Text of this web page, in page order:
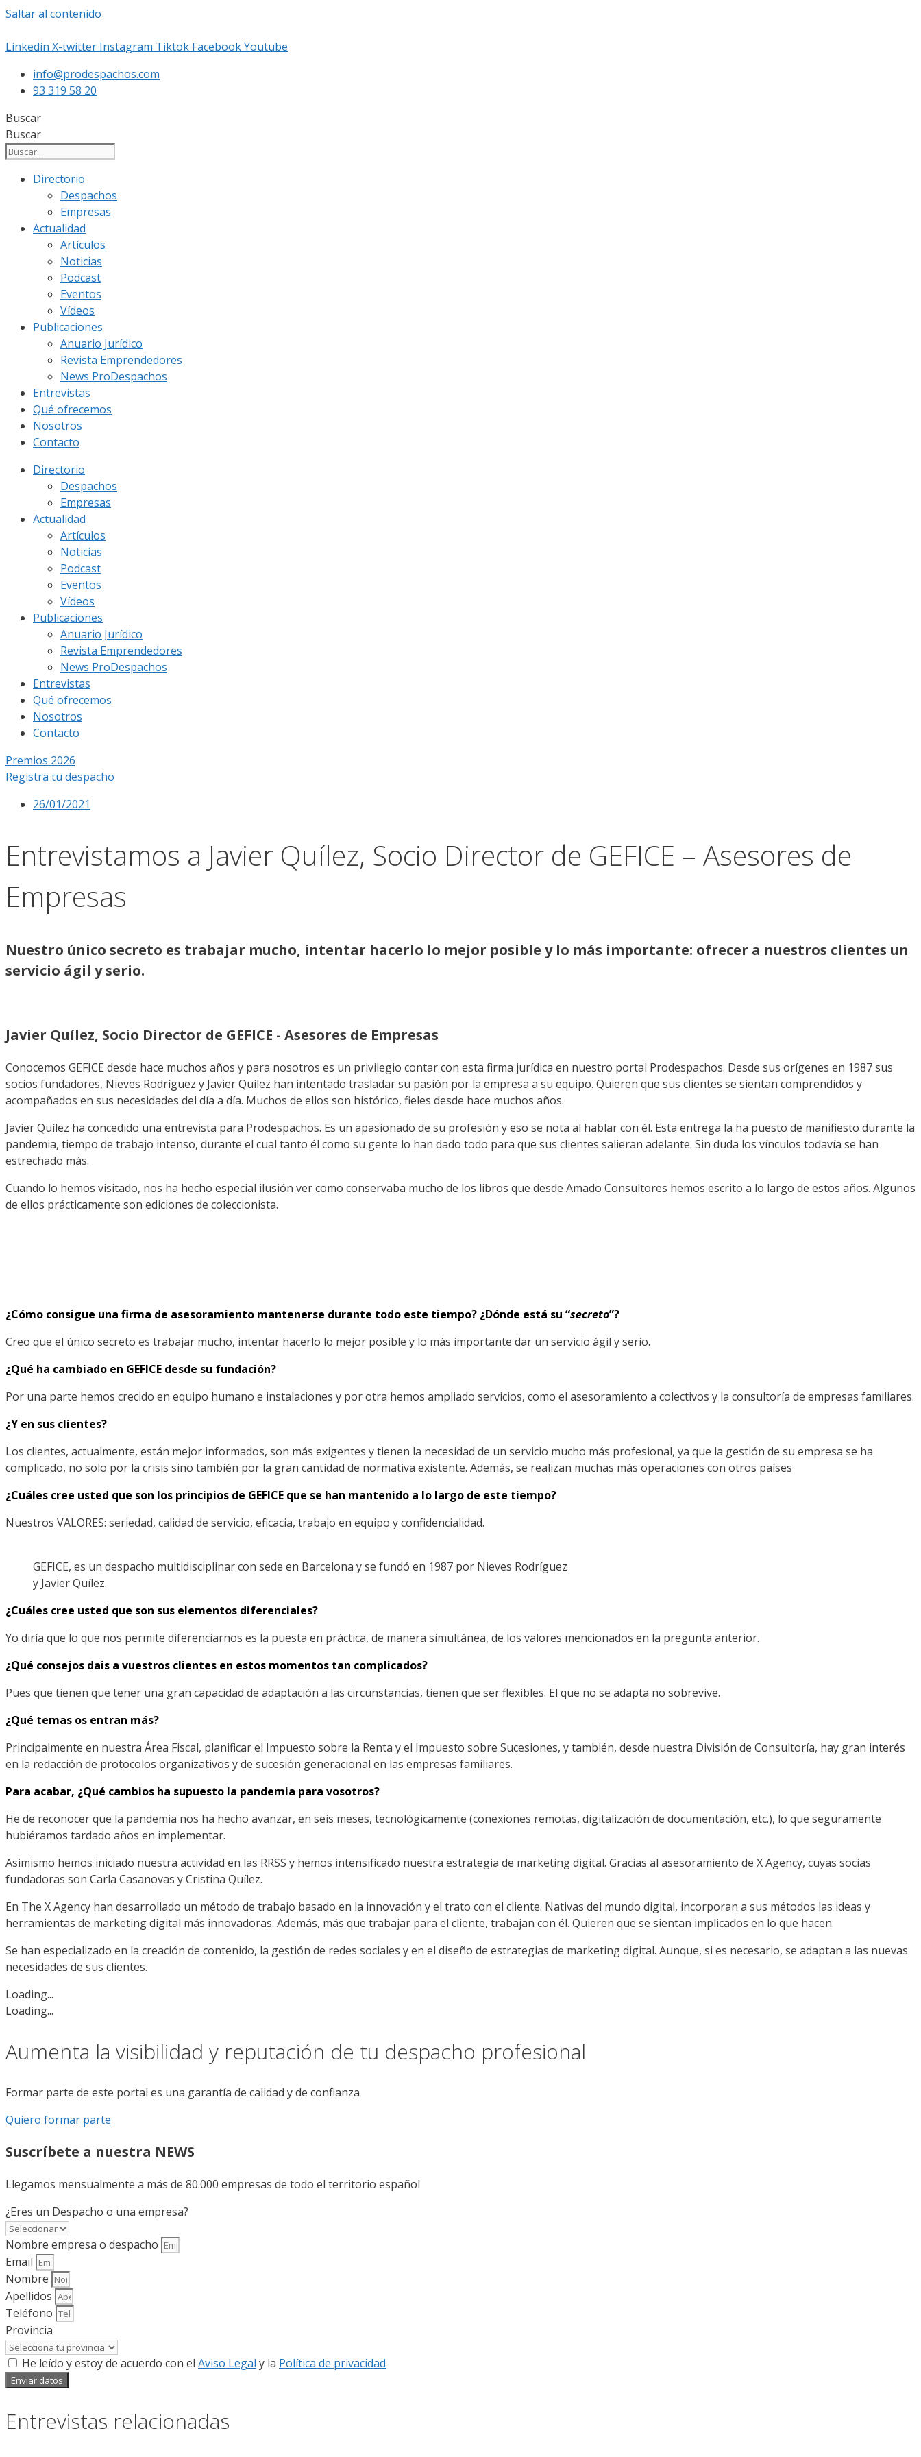
Saltar al contenido
Linkedin X-twitter Instagram Tiktok FacebookYoutube
info@prodespachos.com
93 319 58 20
Buscar
Buscar
Directorio
Despachos
Empresas
Actualidad
Artículos
Noticias
Podcast
Eventos
Vídeos
Publicaciones
Anuario Jurídico
Revista Emprendedores
News ProDespachos
Entrevistas
Qué ofrecemos
Nosotros
Contacto
Directorio
Despachos
Empresas
Actualidad
Artículos
Noticias
Podcast
Eventos
Vídeos
Publicaciones
Anuario Jurídico
Revista Emprendedores
News ProDespachos
Entrevistas
Qué ofrecemos
Nosotros
Contacto
Premios 2026
Registra tu despacho
26/01/2021
Entrevistamos a Javier Quílez, Socio Director de GEFICE – Asesores de
Empresas
Nuestro único secreto es trabajar mucho, intentar hacerlo lo mejor posible y lo más importante: ofrecer a nuestros clientes un
servicio ágil y serio.
Javier Quílez, Socio Director de GEFICE - Asesores de Empresas
Conocemos GEFICE desde hace muchos años y para nosotros es un privilegio contar con esta firma jurídica en nuestro portal Prodespachos. Desde sus orígenes en 1987 sus
socios fundadores, Nieves Rodríguez y Javier Quílez han intentado trasladar su pasión por la empresa a su equipo. Quieren que sus clientes se sientan comprendidos y
acompañados en sus necesidades del día a día. Muchos de ellos son histórico, fieles desde hace muchos años.
Javier Quílez ha concedido una entrevista para Prodespachos. Es un apasionado de su profesión y eso se nota al hablar con él. Esta entrega la ha puesto de manifiesto durante la
pandemia, tiempo de trabajo intenso, durante el cual tanto él como su gente lo han dado todo para que sus clientes salieran adelante. Sin duda los vínculos todavía se han
estrechado más.
Cuando lo hemos visitado, nos ha hecho especial ilusión ver como conservaba mucho de los libros que desde Amado Consultores hemos escrito a lo largo de estos años. Algunos
de ellos prácticamente son ediciones de coleccionista.
¿Cómo consigue una firma de asesoramiento mantenerse durante todo este tiempo? ¿Dónde está su “secreto”?
Creo que el único secreto es trabajar mucho, intentar hacerlo lo mejor posible y lo más importante dar un servicio ágil y serio.
¿Qué ha cambiado en GEFICE desde su fundación?
Por una parte hemos crecido en equipo humano e instalaciones y por otra hemos ampliado servicios, como el asesoramiento a colectivos y la consultoría de empresas familiares.
¿Y en sus clientes?
Los clientes, actualmente, están mejor informados, son más exigentes y tienen la necesidad de un servicio mucho más profesional, ya que la gestión de su empresa se ha
complicado, no solo por la crisis sino también por la gran cantidad de normativa existente. Además, se realizan muchas más operaciones con otros países
¿Cuáles cree usted que son los principios de GEFICE que se han mantenido a lo largo de este tiempo?
Nuestros VALORES: seriedad, calidad de servicio, eficacia, trabajo en equipo y confidencialidad.
GEFICE, es un despacho multidisciplinar con sede en Barcelona y se fundó en 1987 por Nieves Rodríguez
y Javier Quílez.
¿Cuáles cree usted que son sus elementos diferenciales?
Yo diría que lo que nos permite diferenciarnos es la puesta en práctica, de manera simultánea, de los valores mencionados en la pregunta anterior.
¿Qué consejos dais a vuestros clientes en estos momentos tan complicados?
Pues que tienen que tener una gran capacidad de adaptación a las circunstancias, tienen que ser flexibles. El que no se adapta no sobrevive.
¿Qué temas os entran más?
Principalmente en nuestra Área Fiscal, planificar el Impuesto sobre la Renta y el Impuesto sobre Sucesiones, y también, desde nuestra División de Consultoría, hay gran interés
en la redacción de protocolos organizativos y de sucesión generacional en las empresas familiares.
Para acabar, ¿Qué cambios ha supuesto la pandemia para vosotros?
He de reconocer que la pandemia nos ha hecho avanzar, en seis meses, tecnológicamente (conexiones remotas, digitalización de documentación, etc.), lo que seguramente
hubiéramos tardado años en implementar.
Asimismo hemos iniciado nuestra actividad en las RRSS y hemos intensificado nuestra estrategia de marketing digital. Gracias al asesoramiento de X Agency, cuyas socias
fundadoras son Carla Casanovas y Cristina Quílez.
En The X Agency han desarrollado un método de trabajo basado en la innovación y el trato con el cliente. Nativas del mundo digital, incorporan a sus métodos las ideas y
herramientas de marketing digital más innovadoras. Además, más que trabajar para el cliente, trabajan con él. Quieren que se sientan implicados en lo que hacen.
Se han especializado en la creación de contenido, la gestión de redes sociales y en el diseño de estrategias de marketing digital. Aunque, si es necesario, se adaptan a las nuevas
necesidades de sus clientes.
Loading...
Loading...
Aumenta la visibilidad y reputación de tu despacho profesional
Formar parte de este portal es una garantía de calidad y de confianza
Quiero formar parte
Suscríbete a nuestra NEWS
Llegamos mensualmente a más de 80.000 empresas de todo el territorio español
¿Eres un Despacho o una empresa?
Nombre empresa o despacho
Email
Nombre
Apellidos
Teléfono
Provincia
He leído y estoy de acuerdo con el Aviso Legal y la Política de privacidad
Enviar datos
Entrevistas relacionadas